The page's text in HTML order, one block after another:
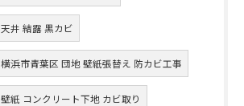
天井 結露 黒カビ
横浜市青葉区 団地 壁紙張替え 防カビ工事
壁紙 コンクリート下地 カビ取り